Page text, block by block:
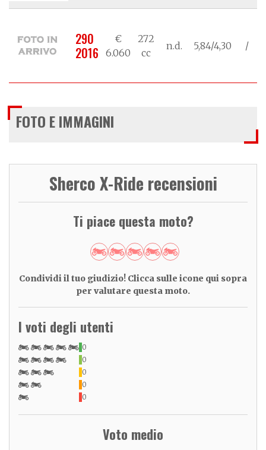
290
2016
€
6.060
272
cc
n.d. 5,84/4,30 /
FOTO E IMMAGINI
Sherco X-Ride recensioni
Ti piace questa moto?
Condividi il tuo giudizio! Clicca sulle icone qui sopra
per valutare questa moto.
I voti degli utenti
0
0
0
0
0
Voto medio